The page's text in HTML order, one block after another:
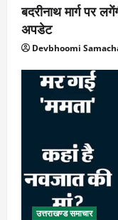
बदरीनाथ मार्ग पर
अपडेट
Devbhoomi
उत्तराखण्ड समाचार